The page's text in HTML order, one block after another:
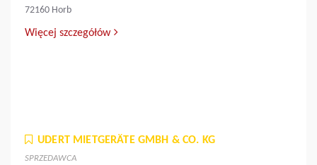
72160 Horb
Więcej szczegółów
UDERT MIETGERÄTE GMBH & CO. KG
SPRZEDAWCA